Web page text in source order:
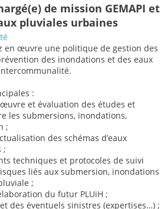
de mission GEMAPI et
pluviales urbaines
en œuvre une politique de gestion des
des inondations et des eaux
:
œuvre et évaluation des études et
les submersions, inondations,
;
des schémas d’eaux
;
techniques et protocoles de suivi
liés aux submersion, inondations
;
du futur PLUiH ;
des éventuels sinistres (expertises…) ;